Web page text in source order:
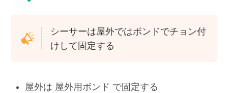
シーサーは屋外ではボンドでチョン付
けして固定する
屋外は 屋外用ボンド で固定する